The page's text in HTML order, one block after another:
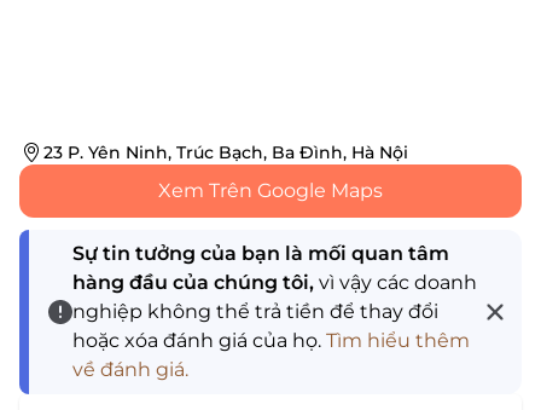
23 P. Yên Ninh, Trúc Bạch, Ba Đình, Hà Nội
Xem Trên Google Maps
Sự tin tưởng của bạn là mối quan tâm
hàng đầu của chúng tôi, vì vậy các doanh
nghiệp không thể trả tiền để thay đổi
hoặc xóa đánh giá của họ. Tìm hiểu thêm
về đánh giá.